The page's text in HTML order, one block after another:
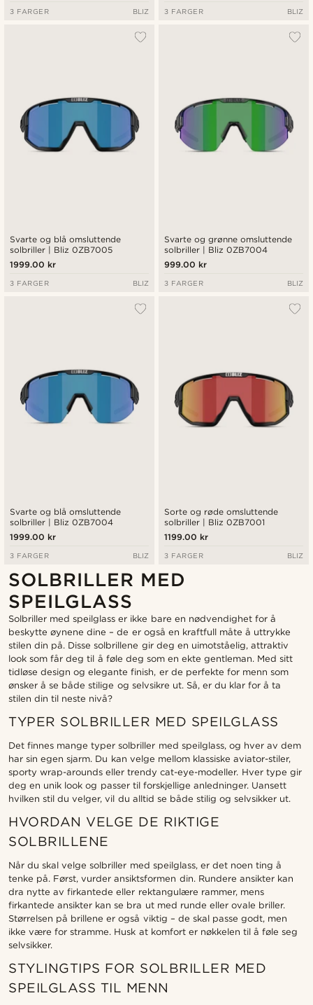
3 FARGER BLIZ 3 FARGER BLIZ
Svarte og blå omsluttende
solbriller | Bliz 0ZB7005
1999.00 kr
3 FARGER BLIZ
Svarte og grønne omsluttende
solbriller | Bliz 0ZB7004
999.00 kr
3 FARGER BLIZ
Svarte og blå omsluttende
solbriller | Bliz 0ZB7004
1999.00 kr
3 FARGER BLIZ
Sorte og røde omsluttende
solbriller | Bliz 0ZB7001
1199.00 kr
3 FARGER BLIZ
SOLBRILLER MED
SPEILGLASS
Solbriller med speilglass er ikke bare en nødvendighet for å
beskytte øynene dine – de er også en kraftfull måte å uttrykke
stilen din på. Disse solbrillene gir deg en uimotståelig, attraktiv
look som får deg til å føle deg som en ekte gentleman. Med sitt
tidløse design og elegante finish, er de perfekte for menn som
ønsker å se både stilige og selvsikre ut. Så, er du klar for å ta
stilen din til neste nivå?
TYPER SOLBRILLER MED SPEILGLASS
Det finnes mange typer solbriller med speilglass, og hver av dem
har sin egen sjarm. Du kan velge mellom klassiske aviator-stiler,
sporty wrap-arounds eller trendy cat-eye-modeller. Hver type gir
deg en unik look og passer til forskjellige anledninger. Uansett
hvilken stil du velger, vil du alltid se både stilig og selvsikker ut.
HVORDAN VELGE DE RIKTIGE
SOLBRILLENE
Når du skal velge solbriller med speilglass, er det noen ting å
tenke på. Først, vurder ansiktsformen din. Rundere ansikter kan
dra nytte av firkantede eller rektangulære rammer, mens
firkantede ansikter kan se bra ut med runde eller ovale briller.
Størrelsen på brillene er også viktig – de skal passe godt, men
ikke være for stramme. Husk at komfort er nøkkelen til å føle seg
selvsikker.
STYLINGTIPS FOR SOLBRILLER MED
SPEILGLASS TIL MENN